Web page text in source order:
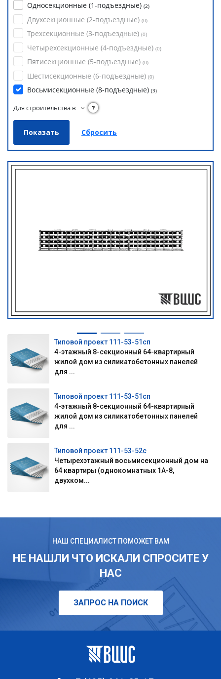
Односекционные (1-подъездные) (2)
Двухсекционные (2-подъездные) (0)
Трехсекционные (3-подъездные) (0)
Четырехсекционные (4-подъездные) (0)
Пятисекционные (5-подъездные) (0)
Шестисекционные (6-подъездные) (0)
Восьмисекционные (8-подъездные) (3)
Для строительства в ?
Типовой проект 111-53-51сп
4-этажный 8-секционный 64-квартирный
жилой дом из силикатобетонных панелей
для ...
Типовой проект 111-53-51сп
4-этажный 8-секционный 64-квартирный
жилой дом из силикатобетонных панелей
для ...
Типовой проект 111-53-52с
Четырехэтажный восьмисекционный дом на
64 квартиры (однокомнатных 1А-8,
двухком...
НАШ СПЕЦИАЛИСТ ПОМОЖЕТ ВАМ
НЕ НАШЛИ ЧТО ИСКАЛИ СПРОСИТЕ У
НАС
ЗАПРОС НА ПОИСК